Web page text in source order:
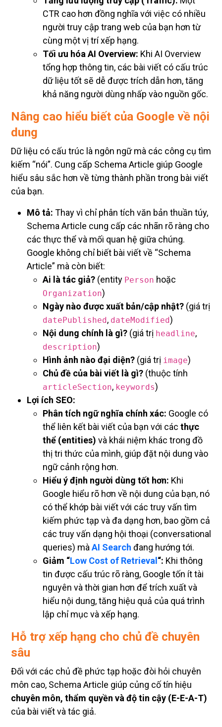
CTR cao hơn đồng nghĩa với việc có nhiều
người truy cập trang web của bạn hơn từ
cùng một vị trí xếp hạng.
Tối ưu hóa AI Overview: Khi AI Overview
tổng hợp thông tin, các bài viết có cấu trúc
dữ liệu tốt sẽ dễ được trích dẫn hơn, tăng
khả năng người dùng nhấp vào nguồn gốc.
Nâng cao hiểu biết của Google về nội
dung
Dữ liệu có cấu trúc là ngôn ngữ mà các công cụ tìm
kiếm “nói”. Cung cấp Schema Article giúp Google
hiểu sâu sắc hơn về từng thành phần trong bài viết
của bạn.
Mô tả: Thay vì chỉ phân tích văn bản thuần túy,
Schema Article cung cấp các nhãn rõ ràng cho
các thực thể và mối quan hệ giữa chúng.
Google không chỉ biết bài viết về “Schema
Article” mà còn biết:
Ai là tác giả? (entity Person hoặc
Organization)
Ngày nào được xuất bản/cập nhật? (giá trị
datePublished , dateModified)
Nội dung chính là gì? (giá trị headline,
description)
Hình ảnh nào đại diện? (giá trị image)
Chủ đề của bài viết là gì? (thuộc tính
articleSection, keywords)
Lợi ích SEO:
Phân tích ngữ nghĩa chính xác: Google có
thể liên kết bài viết của bạn với các thực
thể (entities) và khái niệm khác trong đồ
thị tri thức của mình, giúp đặt nội dung vào
ngữ cảnh rộng hơn.
Hiểu ý định người dùng tốt hơn: Khi
Google hiểu rõ hơn về nội dung của bạn, nó
có thể khớp bài viết với các truy vấn tìm
kiếm phức tạp và đa dạng hơn, bao gồm cả
các truy vấn dạng hội thoại (conversational
queries) mà AI Search đang hướng tới.
Giảm “Low Cost of Retrieval “: Khi thông
tin được cấu trúc rõ ràng, Google tốn ít tài
nguyên và thời gian hơn để trích xuất và
hiểu nội dung, tăng hiệu quả của quá trình
lập chỉ mục và xếp hạng.
Hỗ trợ xếp hạng cho chủ đề chuyên
sâu
Đối với các chủ đề phức tạp hoặc đòi hỏi chuyên
môn cao, Schema Article giúp củng cố tín hiệu
chuyên môn, thẩm quyền và độ tin cậy (E-E-A-T)
của bài viết và tác giả.